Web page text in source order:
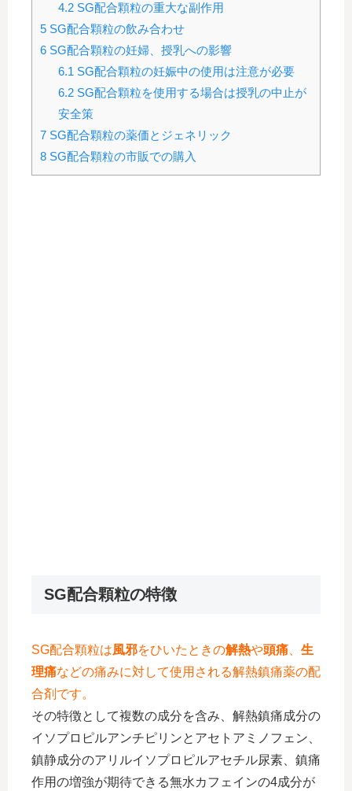
4.2SG配合顆粒の重大な副作用
5 SG配合顆粒の飲み合わせ
6 SG配合顆粒の妊婦、授乳への影響
6.1 SG配合顆粒の妊娠中の使用は注意が必要
6.2SG配合顆粒を使用する場合は授乳の中止が
安全策
7 SG配合顆粒の薬価とジェネリック
8 SG配合顆粒の市販での購入
SG配合顆粒の特徴
SG配合顆粒は風邪をひいたときの解熱や頭痛
生
理痛などの痛みに対して使用される解熱鎮痛薬の配
合剤です。
その特徴として複数の成分を含み、解熱鎮痛成分の
イソプロピルアンチピリンとアセトアミノフェン、
鎮静成分のアリルイソプロピルアセチル尿素、鎮痛
作用の増強が期待できる無水カフェインの4成分が